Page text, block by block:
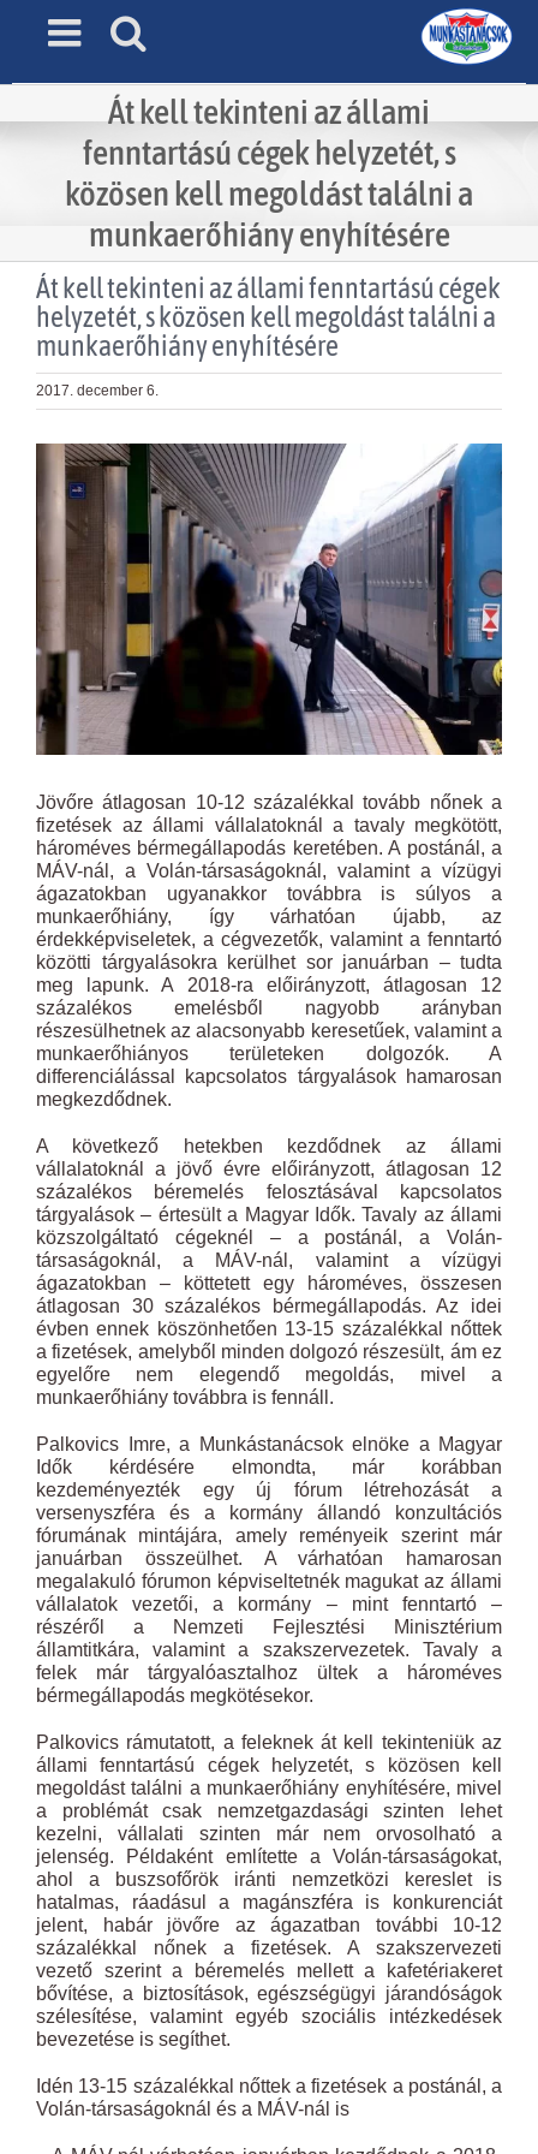
Át kell tekinteni az állami
fenntartású cégek helyzetét, s
közösen kell megoldást találni a
munkaerőhiány enyhítésére
Át kell tekinteni az állami fenntartású cégek
helyzetét, s közösen kell megoldást találni a
munkaerőhiány enyhítésére
2017. december 6.
View
Larger
Image
Jövőre átlagosan 10-12 százalékkal tovább nőnek a
fizetések az állami vállalatoknál a tavaly megkötött,
hároméves bérmegállapodás keretében. A postánál, a
MÁV-nál, a Volán-társaságoknál, valamint a vízügyi
ágazatokban ugyanakkor továbbra is súlyos a
munkaerőhiány, így várhatóan újabb, az
érdekképviseletek, a cégvezetők, valamint a fenntartó
közötti tárgyalásokra kerülhet sor januárban – tudta
meg lapunk. A 2018-ra előirányzott, átlagosan 12
százalékos emelésből nagyobb arányban
részesülhetnek az alacsonyabb keresetűek, valamint a
munkaerőhiányos területeken dolgozók. A
differenciálással kapcsolatos tárgyalások hamarosan
megkezdődnek.
A következő hetekben kezdődnek az állami
vállalatoknál a jövő évre előirányzott, átlagosan 12
százalékos béremelés felosztásával kapcsolatos
tárgyalások – értesült a Magyar Idők. Tavaly az állami
közszolgáltató cégeknél – a postánál, a Volán-
társaságoknál, a MÁV-nál, valamint a vízügyi
ágazatokban – köttetett egy hároméves, összesen
átlagosan 30 százalékos bérmegállapodás. Az idei
évben ennek ­köszönhetően 13-15 százalékkal nőttek
a fizetések, amelyből minden dolgozó részesült, ám ez
egyelőre nem elegendő megoldás, mivel a
munkaerőhiány továbbra is fennáll.
Palkovics Imre, a Munkástanácsok elnöke a Magyar
Idők kérdésére elmondta, már korábban
kezdeményezték egy új fórum létrehozását a
versenyszféra és a kormány állandó konzultációs
fórumának mintájára, amely reményeik szerint már
januárban összeülhet. A várhatóan hamarosan
megalakuló fórumon képviseltetnék magukat az állami
vállalatok vezetői, a kormány – mint fenntartó –
részéről a Nemzeti Fejlesztési Minisztérium
államtitkára, valamint a szakszervezetek. Tavaly a
felek már tárgyalóasztalhoz ültek a hároméves
bérmegállapodás megkötésekor.
Palkovics rámutatott, a feleknek át kell tekinteniük az
állami fenntartású cégek helyzetét, s közösen kell
megoldást találni a munkaerőhiány enyhítésére, mivel
a problémát csak nemzetgazdasági szinten lehet
kezelni, vállalati szinten már nem orvosolható a
jelenség. Példaként említette a Volán-társaságokat,
ahol a buszsofőrök iránti nemzetközi kereslet is
hatalmas, ráadásul a magánszféra is konkurenciát
jelent, habár jövőre az ágazatban további 10-12
százalékkal nőnek a fizetések. A szakszervezeti
vezető szerint a béremelés mellett a kafetériakeret
bővítése, a biztosítások, egészségügyi járandóságok
szélesítése, valamint egyéb szociális intézkedések
bevezetése is segíthet.
Idén 13-15 százalékkal nőttek a fizetések a postánál, a
Volán-társaságoknál és a MÁV-nál is